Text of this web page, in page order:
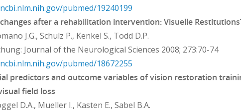
pubmed/19240199
after a rehabilitation intervention: Visuelle
J.G., Schulz P., Kenkel S., Todd D.P.
Journal of the Neurological Sciences 2008; 273:70-74
pubmed/18672255
predictors and outcome variables of vision restoration
field loss
D.A., Mueller I., Kasten E., Sabel B.A.